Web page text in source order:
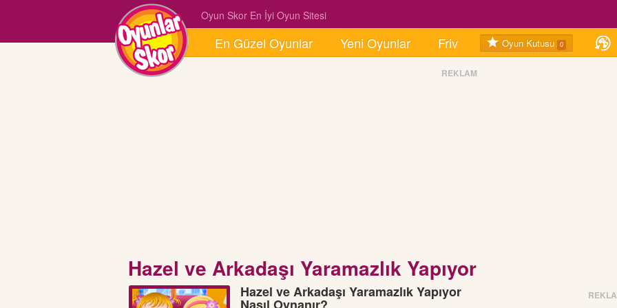
En Güzel Oyunlar Yeni Oyunlar Friv Oyun Kutusu 0
Oyun Skor En İyi Oyun Sitesi
REKLAM
Hazel ve Arkadaşı Yaramazlık Yapıyor
Hazel ve Arkadaşı Yaramazlık Yapıyor